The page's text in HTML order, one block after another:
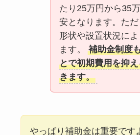
たり25万円から35
安となります。た
形状や設置状況に
ます。
補助金制度
とで初期費用を抑
きます。
やっぱり補助金は重要です